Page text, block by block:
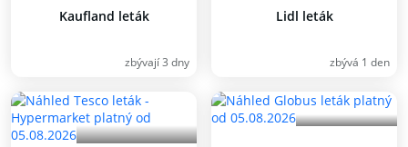
Kaufland leták
zbývají 3 dny
Lidl leták
zbývá 1 den